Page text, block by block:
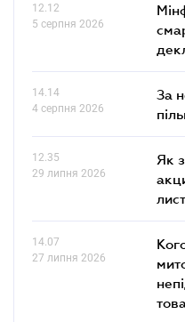
12.12
5 серпня 2026
14.14
4 серпня 2026
За
12.35
29 липня 2026
Як
14.07
27 липня 2026